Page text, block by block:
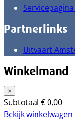
Servicepagina
Partnerlinks
Uitvaart
Winkelmand
×
Subtotaal €0,00
Bekijk winkelwagen